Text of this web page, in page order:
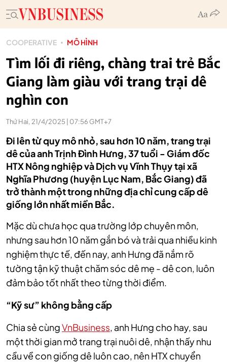
COOPERATIVE MÔ HÌNH
Tìm lối đi riêng, chàng trai trẻ Bắc
Giang làm giàu với trang trại dê
nghìn con
Thứ Hai, 21/4/2025 | 07:56 GMT+7
Đi lên từ quy mô nhỏ, sau hơn 10 năm, trang trại
dê của anh Trịnh Đình Hưng, 37 tuổi - Giám đốc
HTX Nông nghiệp và Dịch vụ Vĩnh Thụy tại xã
Nghĩa Phương (huyện Lục Nam, Bắc Giang) đã
trở thành một trong những địa chỉ cung cấp dê
giống lớn nhất miền Bắc.
Mặc dù chưa học qua trường lớp chuyên môn,
nhưng sau hơn 10 năm gắn bó và trải qua nhiều kinh
nghiệm thực tế, đến nay, anh Hưng đã nắm rõ
tường tận kỹ thuật chăm sóc dê mẹ - dê con, luôn
đảm bảo tốt nhất theo từng thời điểm.
“Kỹ sư” không bằng cấp
Chia sẻ cùngVnBusiness, anh Hưng cho hay, sau
một thời gian mở trang trại nuôi dê, nhận thấy nhu
cầu về con giống dê luôn cao, nên HTX chuyển